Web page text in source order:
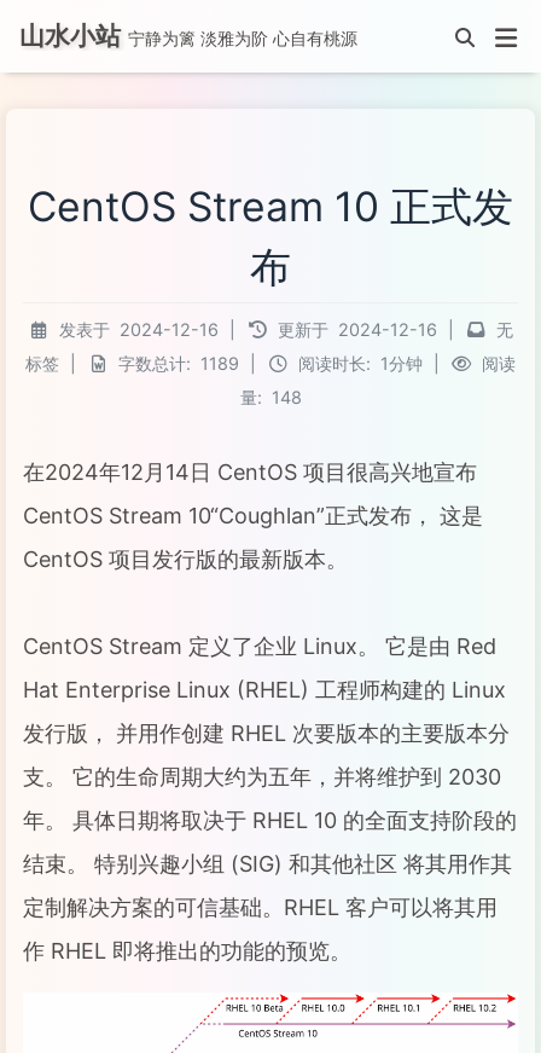
山水小站 宁静为篱 淡雅为阶 心自有桃源
CentOS Stream 10 正式发
布
发表于 2024-12-16 更新于 2024-12-16
无
标签
字数总计: 1189 阅读时长: 1分钟
阅读
量: 148
在2024年12月14日 CentOS 项目很高兴地宣布
CentOS Stream 10“Coughlan”正式发布， 这是
CentOS 项目发行版的最新版本。
CentOS Stream 定义了企业 Linux。 它是由 Red
Hat Enterprise Linux (RHEL) 工程师构建的 Linux
发行版， 并用作创建 RHEL 次要版本的主要版本分
支。 它的生命周期大约为五年，并将维护到 2030
年。 具体日期将取决于 RHEL 10 的全面支持阶段的
结束。 特别兴趣小组 (SIG) 和其他社区 将其用作其
定制解决方案的可信基础。RHEL 客户可以将其用
作 RHEL 即将推出的功能的预览。